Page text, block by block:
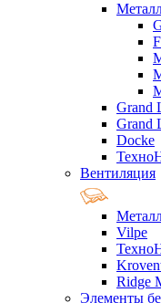
Grand
Grand
Docke
Вентиляция
Vilpe
Ridge
Элементы